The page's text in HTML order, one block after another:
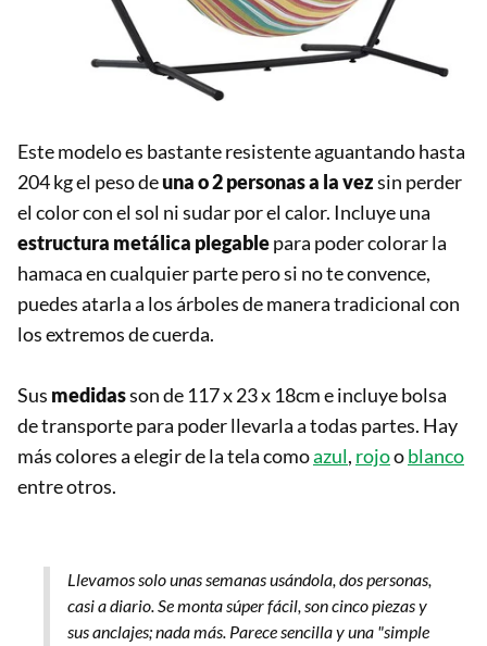
Este modelo es bastante resistente aguantando hasta
204 kg el peso deuna o 2 personas a la vezsin perder
el color con el sol ni sudar por el calor. Incluye una
estructura metálica plegablepara poder colorar la
hamaca en cualquier parte pero si no te convence,
puedes atarla a los árboles de manera tradicional con
los extremos de cuerda.
Sus medidasson de 117 x 23 x 18cm e incluye bolsa
de transporte para poder llevarla a todas partes. Hay
más colores a elegir de la tela comoazul, rojooblanco
entre otros.
Llevamos solo unas semanas usándola, dos personas,
casi a diario. Se monta súper fácil, son cinco piezas y
sus anclajes; nada más. Parece sencilla y una "simple